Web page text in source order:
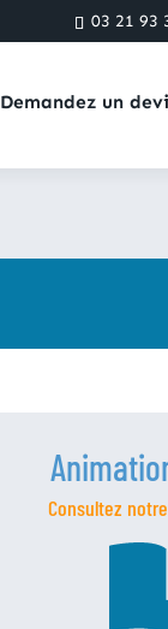
03 21 93
Demandez un
Consultez